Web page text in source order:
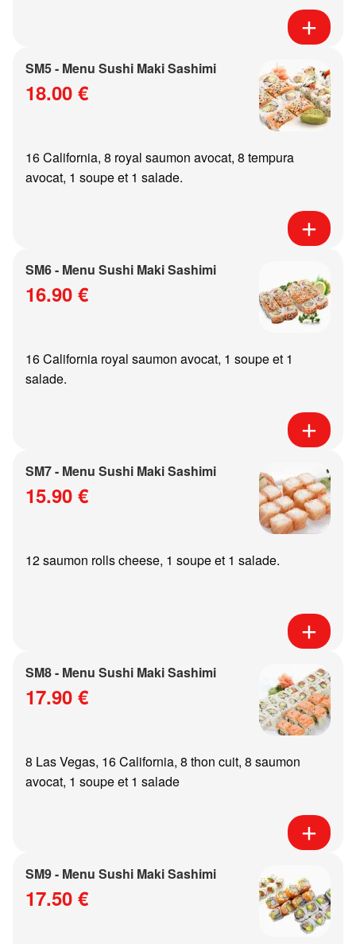
SM5 - Menu Sushi Maki Sashimi
18.00 €
16 California, 8 royal saumon avocat, 8 tempura
avocat, 1 soupe et 1 salade.
SM6 - Menu Sushi Maki Sashimi
16.90 €
16 California royal saumon avocat, 1 soupe et 1
salade.
SM7 - Menu Sushi Maki Sashimi
15.90 €
12 saumon rolls cheese, 1 soupe et 1 salade.
SM8 - Menu Sushi Maki Sashimi
17.90 €
8 Las Vegas, 16 California, 8 thon cuit, 8 saumon
avocat, 1 soupe et 1 salade
SM9 - Menu Sushi Maki Sashimi
17.50 €